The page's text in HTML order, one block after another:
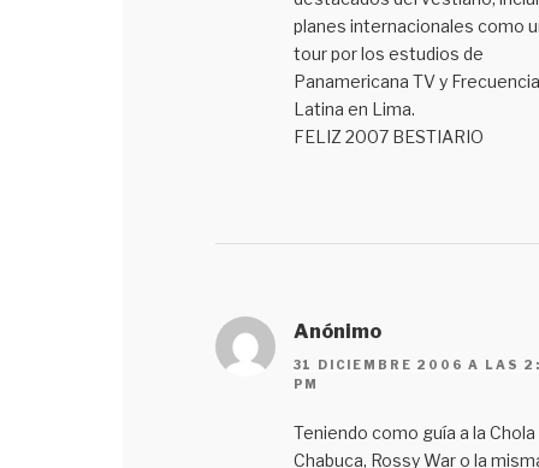
planes internacionales como
tour por los estudios de
Panamericana TV y Frecuencia
Latina en Lima.
FELIZ 2007 BESTIARIO
Anónimo
31 DICIEMBRE 2006 A LAS
PM
Teniendo como guía a la Chola
Chabuca, Rossy War o la